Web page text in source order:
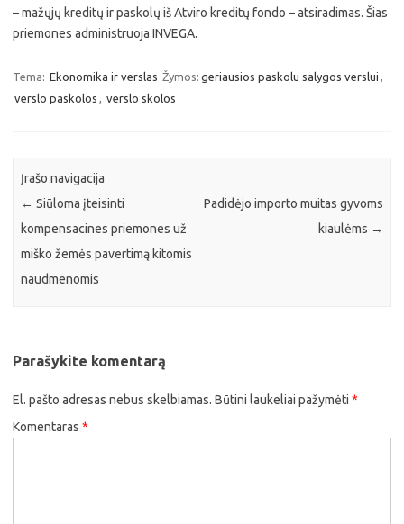
– mažųjų kreditų ir paskolų iš Atviro kreditų fondo – atsiradimas. Šias
priemones administruoja INVEGA.
Tema: Ekonomika ir verslas Žymos: geriausios paskolu salygos verslui ,
verslo paskolos , verslo skolos
Įrašo navigacija
← Siūloma įteisinti
kompensacines priemones už
miško žemės pavertimą kitomis
naudmenomis
Padidėjo importo muitas gyvoms
kiaulėms →
Parašykite komentarą
El. pašto adresas nebus skelbiamas. Būtini laukeliai pažymėti *
Komentaras *